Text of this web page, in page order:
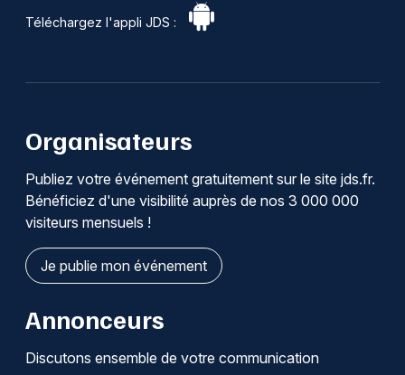
Téléchargez l'appli JDS :
Organisateurs
Publiez votre événement gratuitement sur le site jds.fr.
Bénéficiez d'une visibilité auprès de nos 3 000 000
visiteurs mensuels !
Je publie mon événement
Annonceurs
Discutons ensemble de votre communication